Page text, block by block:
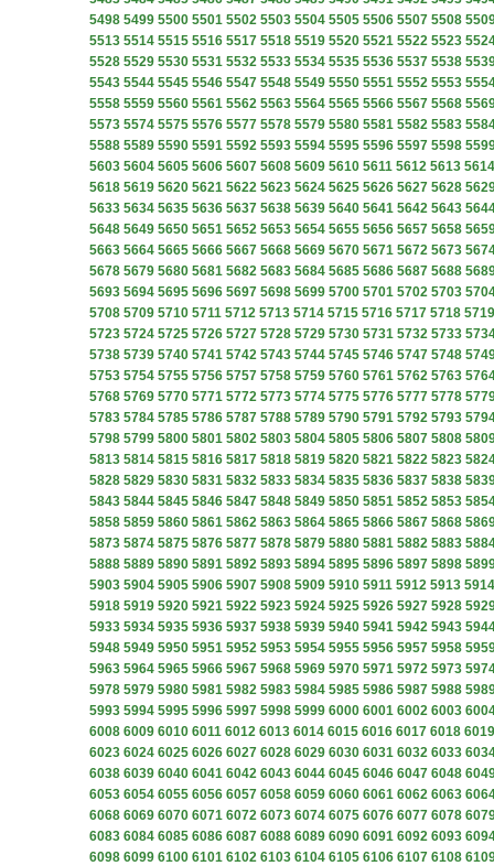
5498 5499 5500 5501 5502 5503 5504 5505 5506 5507 5508
5513 5514 5515 5516 5517 5518 5519 5520 5521 5522 5523
5528 5529 5530 5531 5532 5533 5534 5535 5536 5537 5538
5543 5544 5545 5546 5547 5548 5549 5550 5551 5552 5553
5558 5559 5560 5561 5562 5563 5564 5565 5566 5567 5568
5573 5574 5575 5576 5577 5578 5579 5580 5581 5582 5583
5588 5589 5590 5591 5592 5593 5594 5595 5596 5597 5598
5603 5604 5605 5606 5607 5608 5609 5610 5611 5612 5613 5614
5618 5619 5620 5621 5622 5623 5624 5625 5626 5627 5628
5633 5634 5635 5636 5637 5638 5639 5640 5641 5642 5643
5648 5649 5650 5651 5652 5653 5654 5655 5656 5657 5658
5663 5664 5665 5666 5667 5668 5669 5670 5671 5672 5673
5678 5679 5680 5681 5682 5683 5684 5685 5686 5687 5688
5693 5694 5695 5696 5697 5698 5699 5700 5701 5702 5703
5708 5709 5710 5711 5712 5713 5714 5715 5716 5717 5718 5719
5723 5724 5725 5726 5727 5728 5729 5730 5731 5732 5733
5738 5739 5740 5741 5742 5743 5744 5745 5746 5747 5748
5753 5754 5755 5756 5757 5758 5759 5760 5761 5762 5763
5768 5769 5770 5771 5772 5773 5774 5775 5776 5777 5778
5783 5784 5785 5786 5787 5788 5789 5790 5791 5792 5793
5798 5799 5800 5801 5802 5803 5804 5805 5806 5807 5808
5813 5814 5815 5816 5817 5818 5819 5820 5821 5822 5823
5828 5829 5830 5831 5832 5833 5834 5835 5836 5837 5838
5843 5844 5845 5846 5847 5848 5849 5850 5851 5852 5853
5858 5859 5860 5861 5862 5863 5864 5865 5866 5867 5868
5873 5874 5875 5876 5877 5878 5879 5880 5881 5882 5883
5888 5889 5890 5891 5892 5893 5894 5895 5896 5897 5898
5903 5904 5905 5906 5907 5908 5909 5910 5911 5912 5913 5914
5918 5919 5920 5921 5922 5923 5924 5925 5926 5927 5928
5933 5934 5935 5936 5937 5938 5939 5940 5941 5942 5943
5948 5949 5950 5951 5952 5953 5954 5955 5956 5957 5958
5963 5964 5965 5966 5967 5968 5969 5970 5971 5972 5973
5978 5979 5980 5981 5982 5983 5984 5985 5986 5987 5988
5993 5994 5995 5996 5997 5998 5999 6000 6001 6002 6003
6008 6009 6010 6011 6012 6013 6014 6015 6016 6017 6018 6019
6023 6024 6025 6026 6027 6028 6029 6030 6031 6032 6033
6038 6039 6040 6041 6042 6043 6044 6045 6046 6047 6048
6053 6054 6055 6056 6057 6058 6059 6060 6061 6062 6063
6068 6069 6070 6071 6072 6073 6074 6075 6076 6077 6078
6083 6084 6085 6086 6087 6088 6089 6090 6091 6092 6093
6098 6099 6100 6101 6102 6103 6104 6105 6106 6107 6108